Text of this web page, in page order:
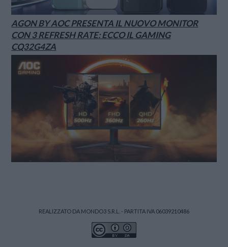
AGON BY AOC PRESENTA IL NUOVO MONITOR
CON 3 REFRESH RATE: ECCO IL GAMING
CQ32G4ZA
REALIZZATO DA MONDO3 S.R.L. - PARTITA IVA 06039210486